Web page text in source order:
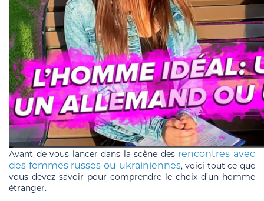
Avant de vous lancer dans la scène des rencontres avec
des femmes russes ou ukrainiennes, voici tout ce que
vous devez savoir pour comprendre le choix d’un homme
étranger.